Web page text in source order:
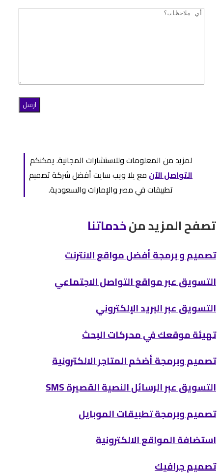
لمزيد من المعلومات وللاستشارات المجانية. يمكنكم
التواصل الآن مع يلا ويب سايت أفضل شركة تصميم
تطبيقات في مصر والإمارات والسعودية.
تصفح المزيد منخدماتنا
تصميم و برمجة أفضل مواقع الانترنت
التسويق عبر مواقع التواصل الاجتماعي
التسويق عبر البريد الإلكتروني
تهيئة موقعك في محركات البحث
تصميم وبرمجة أضخم المتاجر الالكترونية
التسويق عبر الرسائل النصية القصيرة SMS
تصميم وبرمجة تطبيقات الموبايل
استضافة المواقع الالكترونية
تصميم جرافيك